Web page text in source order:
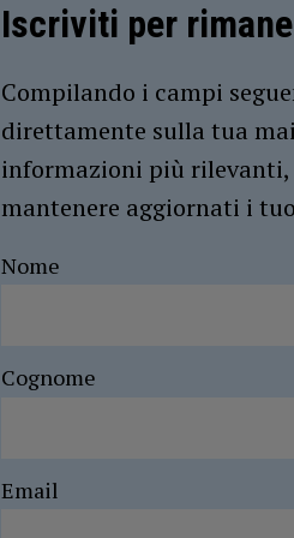
Iscriviti per
Compilando i campi
direttamente sulla tua
informazioni più
mantenere aggiornati i
Nome
Cognome
Email